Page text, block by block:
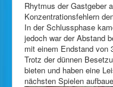
Rhytmus der Gastgeber
Konzentrationsfehlern
In der Schlussphase
jedoch war der Abstand
mit einem Endstand von
Trotz der dünnen
bieten und haben eine
nächsten Spielen